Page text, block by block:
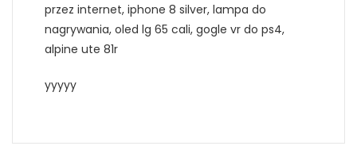
przez internet, iphone 8 silver, lampa do
nagrywania, oled lg 65 cali, gogle vr do ps4,
alpine ute 81r
yyyyy